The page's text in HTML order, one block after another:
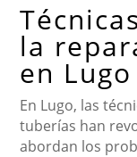
la
en Lugo
En Lugo, las
tuberías han
abordan los